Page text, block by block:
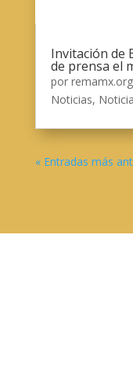
Invitación de
de prensa el
por remamx.org
Noticias,
« Entradas más